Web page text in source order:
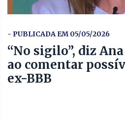
- PUBLICADA EM 05/05/2026
“No sigilo”, diz
ao comentar
ex-BBB